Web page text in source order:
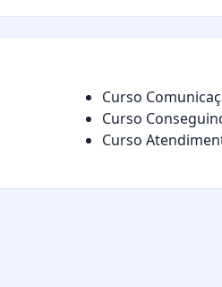
Curso
Curso
Curso